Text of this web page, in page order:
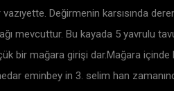
Değirmenin karsısında
mevcuttur. Bu kayada 5 yavrulu
bir mağara girişi dar.Mağara
eminbey in 3. selim han